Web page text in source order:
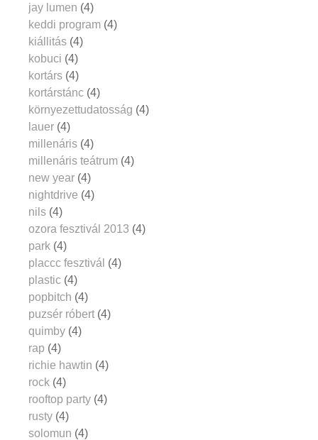
jay lumen (4)
keddi program (4)
kiállitás (4)
kobuci (4)
kortárs (4)
kortárstánc (4)
környezettudatosság (4)
lauer (4)
millenáris (4)
millenáris teátrum (4)
new year (4)
nightdrive (4)
nils (4)
ozora fesztivál 2013 (4)
park (4)
placcc fesztivál (4)
plastic (4)
popbitch (4)
puzsér róbert (4)
quimby (4)
rap (4)
richie hawtin (4)
rock (4)
rooftop party (4)
rusty (4)
solomun (4)